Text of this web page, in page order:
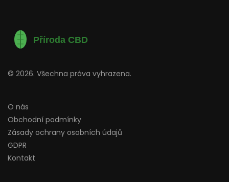
© 2026. Všechna práva vyhrazena.
O nás
Obchodní podmínky
Zásady ochrany osobních údajů
GDPR
Kontakt